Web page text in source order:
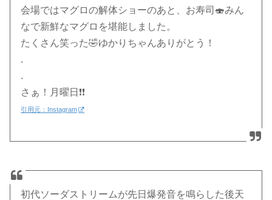
会場ではマグロの解体ショーのあと、お寿司🍣みん
なで新鮮なマグロを堪能しました。
たくさん笑った🤣ゆかりちゃんありがとう！
.
.
さぁ！月曜日❗️❗️
引用元：Instagram
初代ソーダストリームが先日爆発音を鳴らした後天